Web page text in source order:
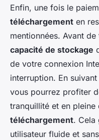
Enfin, une fois le
téléchargement en
mentionnées. Avant
capacité de stockage
de votre connexion
interruption. En suivant
vous pourrez profiter
tranquillité et en
téléchargement. Cela
utilisateur fluide et